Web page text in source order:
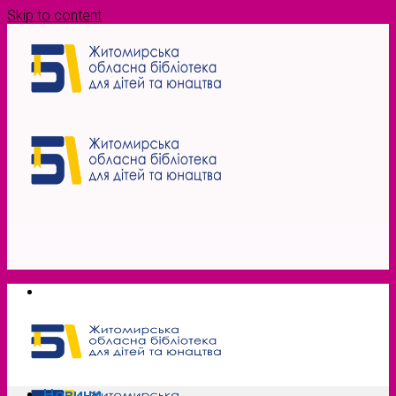
Skip to content